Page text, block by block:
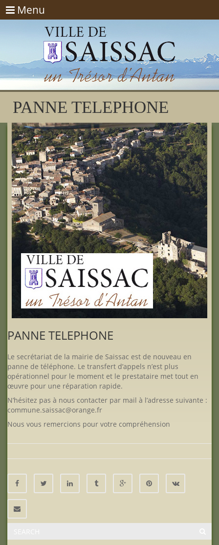
Menu
Menu
PANNE TELEPHONE
PANNE TELEPHONE
Le secrétariat de la mairie de Saissac est de nouveau en
panne de téléphone. Le transfert d’appels n’est plus
opérationnel pour le moment et le prestataire met tout en
œuvre pour une réparation rapide.
N’hésitez pas à nous contacter par mail à l’adresse suivante :
commune.saissac@orange.fr
Nous vous remercions pour votre compréhension